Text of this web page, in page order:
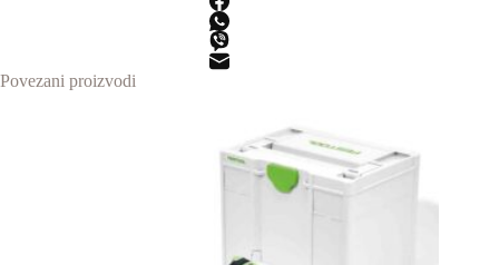
Povezani proizvodi